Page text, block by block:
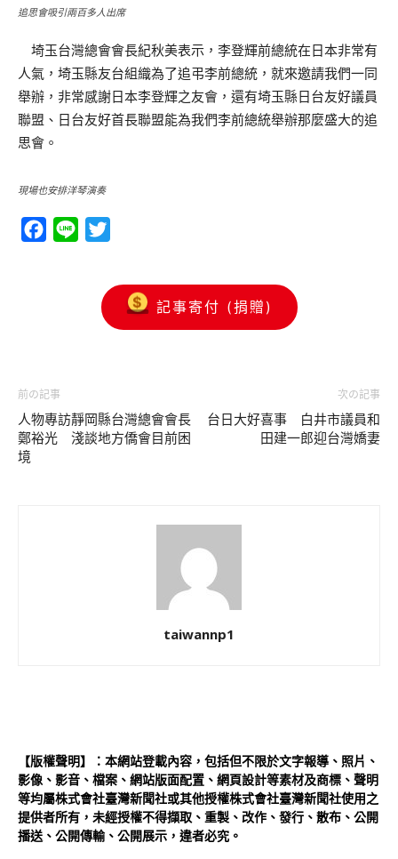
追思會吸引兩百多人出席
埼玉台灣總會會長紀秋美表示，李登輝前總統在日本非常有
人氣，埼玉縣友台組織為了追弔李前總統，就來邀請我們一同
舉辦，非常感謝日本李登輝之友會，還有埼玉縣日台友好議員
聯盟、日台友好首長聯盟能為我們李前總統舉辦那麼盛大的追
思會。
現場也安排洋琴演奏
Facebook
Line
記事寄付 (捐贈)
前の記事
人物專訪靜岡縣台灣總會會長
鄭裕光 淺談地方僑會目前困
境
次の記事
台日大好喜事 白井市議員和
田建一郎迎台灣嬌妻
taiwannp1
【版權聲明】：本網站登載內容，包括但不限於文字報導、照片、
影像、影音、檔案、網站版面配置、網頁設計等素材及商標、聲明
等均屬株式會社臺灣新聞社或其他授權株式會社臺灣新聞社使用之
提供者所有，未經授權不得擷取、重製、改作、發行、散布、公開
播送、公開傳輸、公開展示，違者必究。